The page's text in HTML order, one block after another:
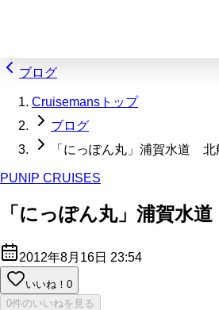
ブログ
Cruisemansトップ
ブログ
「にっぽん丸」浦賀水道 北
PUNIP CRUISES
「にっぽん丸」浦賀水
2012年8月16日 23:54
いいね！ 0
0件のいいねを見る